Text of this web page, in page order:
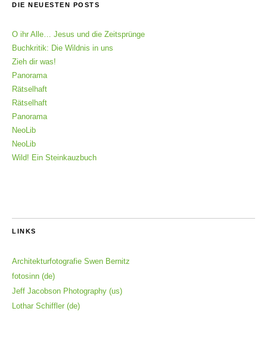
DIE NEUESTEN POSTS
O ihr Alle… Jesus und die Zeitsprünge
Buchkritik: Die Wildnis in uns
Zieh dir was!
Panorama
Rätselhaft
Rätselhaft
Panorama
NeoLib
NeoLib
Wild! Ein Steinkauzbuch
LINKS
Architekturfotografie Swen Bernitz
fotosinn (de)
Jeff Jacobson Photography (us)
Lothar Schiffler (de)